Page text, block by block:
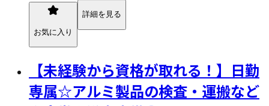
お気に入り
詳細を見る
【未経験から資格が取れる！】日勤
専属☆アルミ製品の検査・運搬など